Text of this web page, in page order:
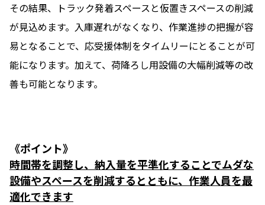
その結果、トラック発着スペースと仮置きスペースの削減
が見込めます。入庫遅れがなくなり、作業進捗の把握が容
易となることで、応受援体制をタイムリーにとることが可
能になります。加えて、荷降ろし用設備の大幅削減等の改
善も可能となります。
《ポイント》
時間帯を調整し、納入量を平準化することでムダな
設備やスペースを削減するとともに、作業人員を最
適化できます